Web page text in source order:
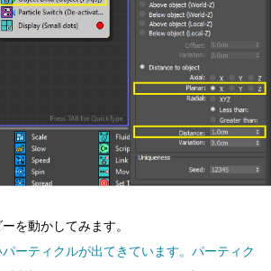
を動かしてみます。
ーティクルが出てきています。パーティク